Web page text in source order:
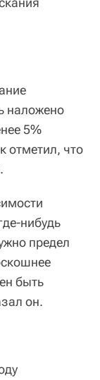
наложено
5%
отметил, что
нибудь
предел
быть
он.